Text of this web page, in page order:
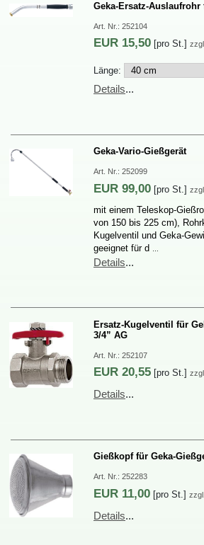
Geka-Ersatz-
Art.Nr.: 252104
EUR 15,50 [proSt.]
Länge:
Details...
Geka-Vario-Gießgerät
Art.Nr.: 252099
EUR 99,00 [proSt.]
miteinemTeleskop-
KugelventilundGeka-
geeignetfürd
Details...
Ersatz-
3/4”AG
Art.Nr.: 252107
EUR 20,55 [proSt.]
Details...
GießkopffürGeka-
Art.Nr.: 252283
EUR 11,00 [proSt.]
Details...